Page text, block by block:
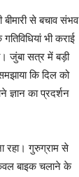
से बचाव संभव
भी कराई
जुंबा सत्र में बड़ी
कि दिल को
ज्ञान का प्रदर्शन
रहा। गुरुग्राम से
बाइक चलाने के